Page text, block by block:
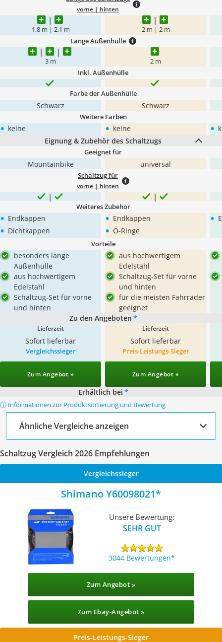
vorne | hinten
1,8 m | 2,1 m 2 m | 2 m
Lange Außenhülle
3 m 2 m
Inkl. Außenhülle
Farbe der Außenhülle
Schwarz Schwarz
Weitere Farben
• keine • keine •
Eignung & Zubehör des Schaltzugs
Geeignet für
Mountainbike universal
Schaltzug für
vorne | hinten
Weiteres Zubehör
• Endkappen
• Dichtkappen
• Endkappen
• O-Ringe
•
Vorteile
besonders lange
Außenhülle
aus hochwertigem
Edelstahl
Schaltzug-Set für vorne
und hinten
aus hochwertigem
Edelstahl
Schaltzug-Set für vorne
und hinten
für die meisten Fahrräder
geeignet
Zu den Angeboten *
Lieferzeit
Sofort lieferbar
Lieferzeit
Sofort lieferbar
Vergleichssieger
Zum Angebot »
Preis-Leistungs-Sieger
Zum Angebot »
Erhältlich bei *
ⓘ Informationen zur Produktsortierung und Bewertung
Ähnliche Vergleiche anzeigen
Schaltzug Vergleich 2026 Empfehlungen
Vergleichssieger
Shimano Y60098021
Unsere Bewertung:
SEHR GUT
3044 Bewertungen
Zum Angebot »
Zum Ebay-Angebot »
Preis-Leistungs-Sieger